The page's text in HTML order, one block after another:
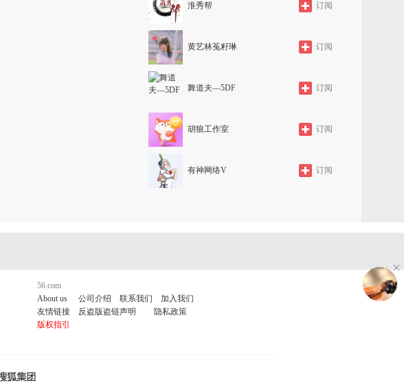
淮秀帮 订阅
黄艺林菟籽琳 订阅
舞道夫—5DF 订阅
胡狼工作室 订阅
有神网络V 订阅
56.com
About us
公司介绍 联系我们
加入我们
友情链接
反盗版盗链声明
隐私政策
版权指引